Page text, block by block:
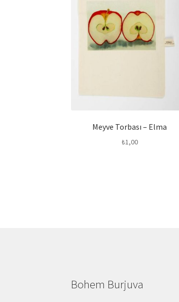
Meyve Torbası – Elma
₺1,00
Bohem Burjuva